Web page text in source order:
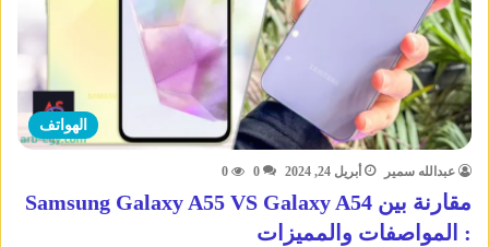
الهواتف
عبدالله سمير أبريل 24, 2024 0
0
مقارنة بين Samsung Galaxy A55 VS Galaxy A54
: المواصفات والمميزات